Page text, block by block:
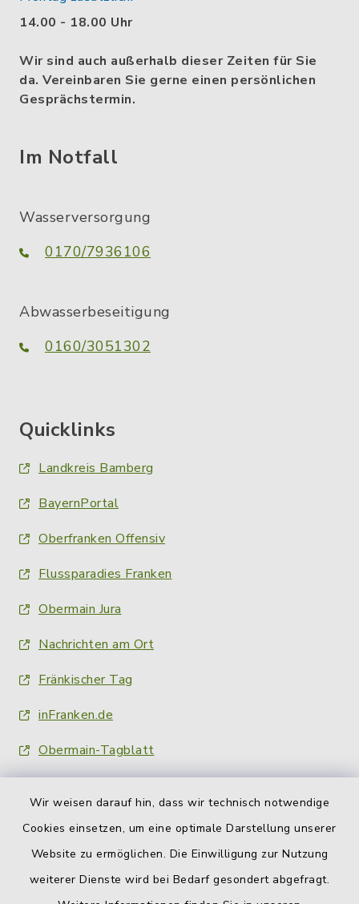
Wir weisen darauf hin, dass wir technisch notwendige
Cookies einsetzen, um eine optimale Darstellung unserer
Website zu ermöglichen. Die Einwilligung zur Nutzung
weiterer Dienste wird bei Bedarf gesondert abgefragt.
14.00 - 18.00 Uhr
Wir sind auch außerhalb dieser Zeiten für Sie
da. Vereinbaren Sie gerne einen persönlichen
Gesprächstermin.
Im Notfall
Wasserversorgung
0170/7936106
Abwasserbeseitigung
0160/3051302
Quicklinks
Landkreis Bamberg
BayernPortal
Oberfranken Offensiv
Flussparadies Franken
Obermain Jura
Nachrichten am Ort
Fränkischer Tag
inFranken.de
Obermain-Tagblatt